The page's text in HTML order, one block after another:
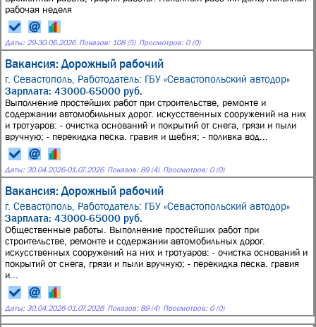
рабочая неделя
Даты: 29-30.06.2026 Показов: 108 (5) Просмотров: 0 (0)
Вакансия: Дорожный рабочий
г. Севастополь, Работодатель: ГБУ «Севастопольский автодор»
Зарплата: 43000-65000 руб.
Выполнение простейших работ при строительстве, ремонте и
содержании автомобильных дорог. искусственных сооружений на них
и тротуаров: - очистка оснований и покрытий от снега, грязи и пыли
вручную; - перекидка песка. гравия и щебня; - поливка вод...
Даты: 30.04.2026-01.07.2026 Показов: 89 (4) Просмотров: 0 (0)
Вакансия: Дорожный рабочий
г. Севастополь, Работодатель: ГБУ «Севастопольский автодор»
Зарплата: 43000-65000 руб.
Общественные работы. Выполнение простейших работ при
строительстве, ремонте и содержании автомобильных дорог.
искусственных сооружений на них и тротуаров: - очистка оснований и
покрытий от снега, грязи и пыли вручную; - перекидка песка. гравия
и...
Даты: 30.04.2026-01.07.2026 Показов: 89 (4) Просмотров: 0 (0)